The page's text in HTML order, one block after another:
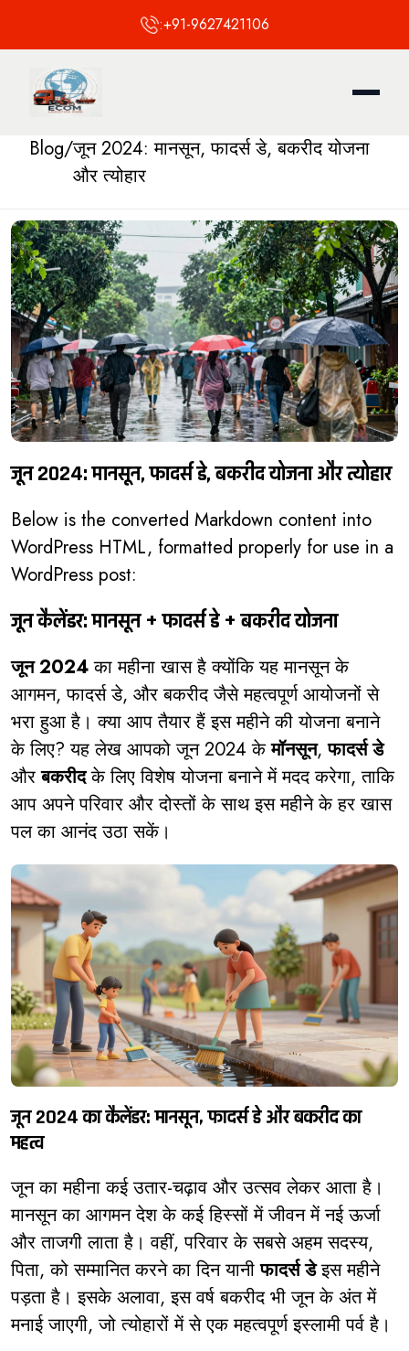
:+91-9627421106
Blog/जून 2024: मानसून, फादर्स डे, बकरीद योजना
और त्योहार
जून 2024: मानसून, फादर्स डे, बकरीद योजना और त्योहार
Below is the converted Markdown content into
WordPress HTML, formatted properly for use in a
WordPress post:
जून कैलेंडर: मानसून + फादर्स डे + बकरीद योजना
जून 2024का महीना खास है क्योंकि यह मानसून के
आगमन, फादर्स डे, और बकरीद जैसे महत्वपूर्ण आयोजनों से
भरा हुआ है। क्या आप तैयार हैं इस महीने की योजना बनाने
के लिए? यह लेख आपको जून 2024 केमॉनसून,फादर्स डे
औरबकरीदके लिए विशेष योजना बनाने में मदद करेगा, ताकि
आप अपने परिवार और दोस्तों के साथ इस महीने के हर खास
पल का आनंद उठा सकें।
जून 2024 का कैलेंडर: मानसून, फादर्स डे और बकरीद का
महत्व
जून का महीना कई उतार-चढ़ाव और उत्सव लेकर आता है।
मानसून का आगमन देश के कई हिस्सों में जीवन में नई ऊर्जा
और ताजगी लाता है। वहीं, परिवार के सबसे अहम सदस्य,
पिता, को सम्मानित करने का दिन यानीफादर्स डेइस महीने
पड़ता है। इसके अलावा, इस वर्ष बकरीद भी जून के अंत में
मनाई जाएगी, जो त्योहारों में से एक महत्वपूर्ण इस्लामी पर्व है।